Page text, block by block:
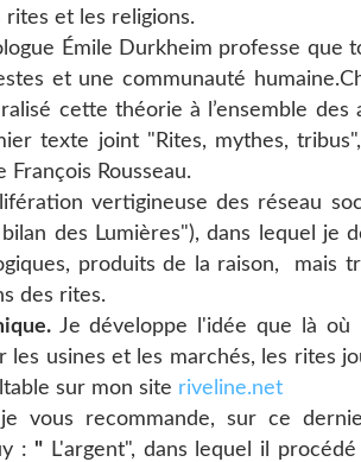
et les religions.
Émile Durkheim professe que
et une communauté
cette théorie à l’ensemble des
texte joint "Rites, mythes,
Rousseau.
vertigineuse des réseau
des Lumières"), dans lequel je
produits de la raison, mais
des rites.
Je développe l'idée que là où
les usines et les marchés, les rites
sur mon site riveline.net
je vous recommande, sur ce
: " L'argent", dans lequel il